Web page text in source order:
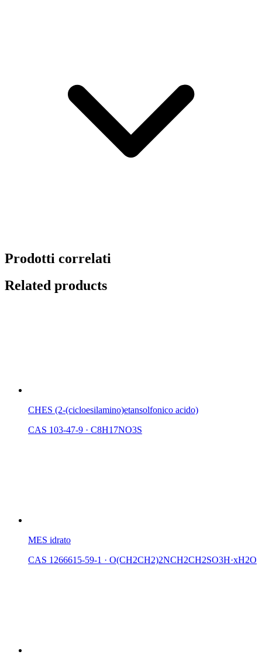
Prodotti correlati
Related products
CHES (2-(cicloesilamino)etansolfonico acido)
CAS 103-47-9 · C8H17NO3S
MES idrato
CAS 1266615-59-1 · O(CH2CH2)2NCH2CH2SO3H·xH2O